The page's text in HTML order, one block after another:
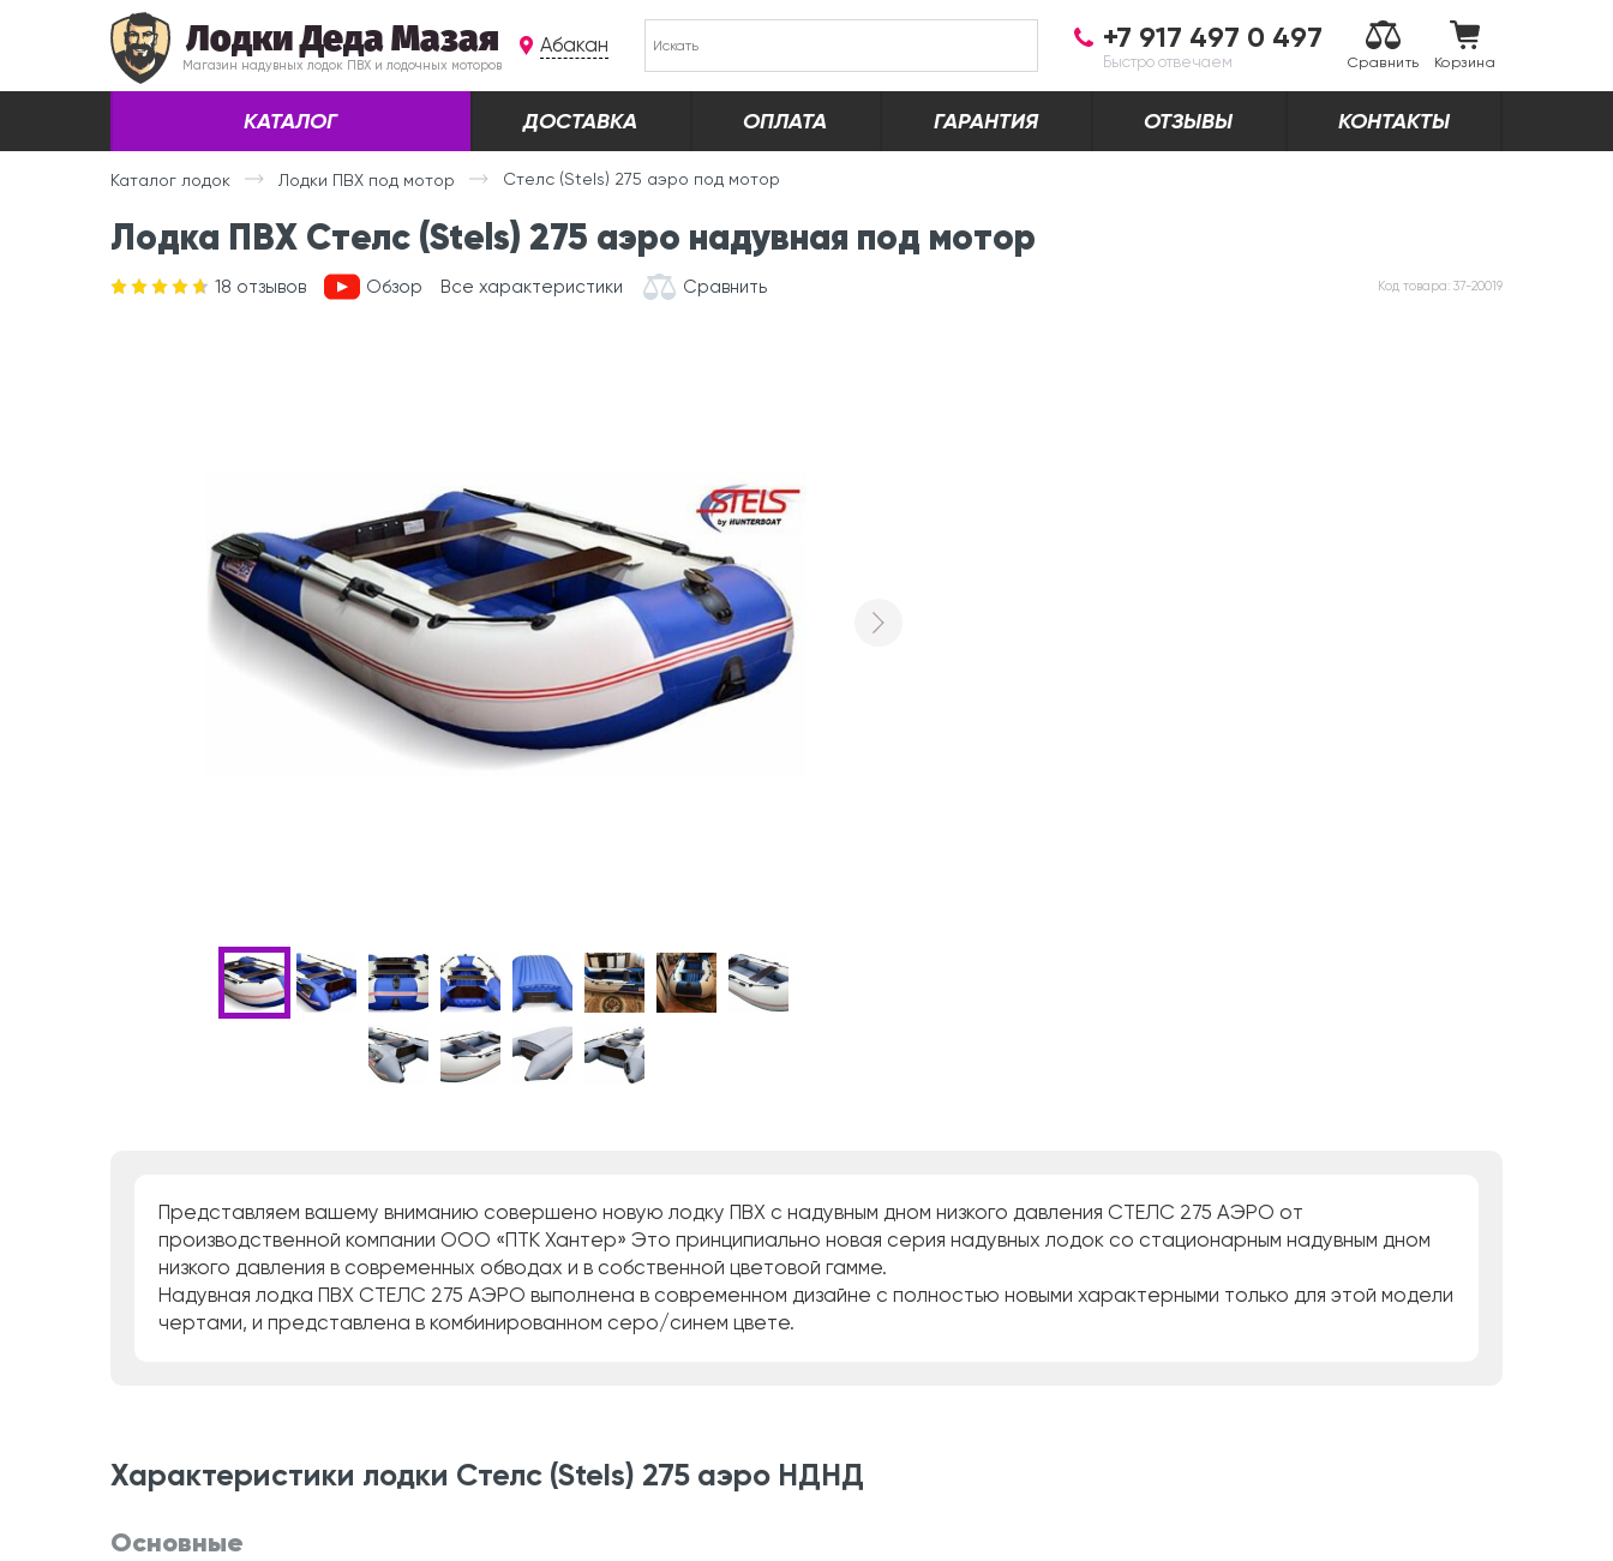
Лодки Деда Мазая
Магазин надувных лодок ПВХ и лодочных моторов
Абакан +7 917 497 0 497
Быстро отвечаем Сравнить Корзина
КАТАЛОГ ДОСТАВКА ОПЛАТА ГАРАНТИЯ ОТЗЫВЫ КОНТАКТЫ
Каталог лодок Лодки ПВХ под мотор Стелс (Stels) 275 аэро под мотор
Лодка ПВХ Стелс (Stels) 275 аэро надувная под мотор
18 отзывов Обзор Все характеристики Сравнить Код товара: 37-20019
Представляем вашему вниманию совершено новую лодку ПВХ с надувным дном низкого давления СТЕЛС 275 АЭРО от
производственной компании ООО «ПТК Хантер» Это принципиально новая серия надувных лодок со стационарным надувным дном
низкого давления в современных обводах и в собственной цветовой гамме.
Надувная лодка ПВХ СТЕЛС 275 АЭРО выполнена в современном дизайне с полностью новыми характерными только для этой модели
чертами, и представлена в комбинированном серо/синем цвете.
Характеристики лодки Стелс (Stels) 275 аэро НДНД
Основные